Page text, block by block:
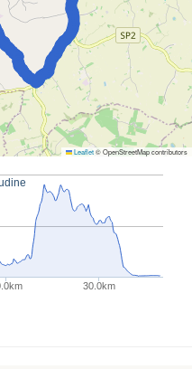
Leaflet© OpenStreetMap contributors
30.0km